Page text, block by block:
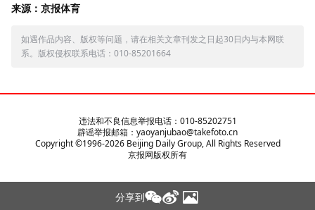
来源：京报体育
如遇作品内容、版权等问题，请在相关文章刊发之日起30日内与本网联
系。版权侵权联系电话：010-85201664
分享到
违法和不良信息举报电话：010-85202751
辟谣举报邮箱：yaoyanjubao@takefoto.cn
Copyright ©1996-2026Beijing Daily Group, All Rights Reserved
京报网版权所有